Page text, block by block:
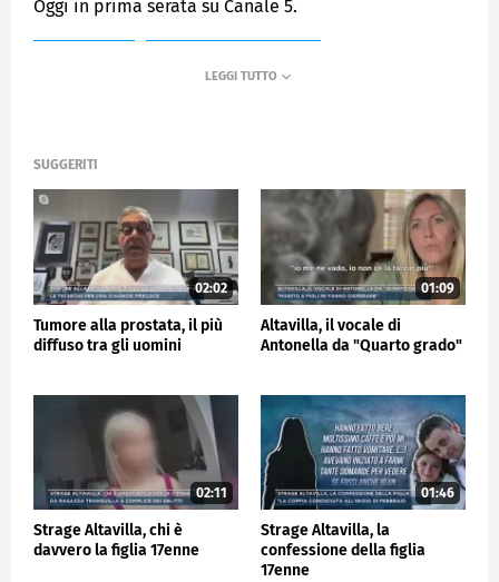
Oggi in prima serata su Canale 5.
SUGGERITI
02:02
Tumore alla prostata, il più
diffuso tra gli uomini
01:09
Altavilla, il vocale di
Antonella da "Quarto grado"
02:11
Strage Altavilla, chi è
davvero la figlia 17enne
01:46
Strage Altavilla, la
confessione della figlia
17enne